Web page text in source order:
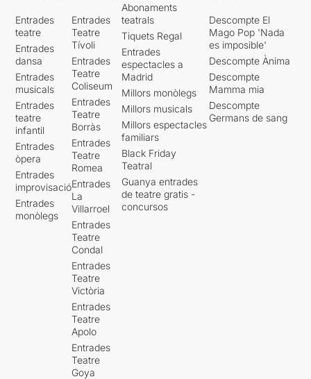
Entrades
teatre
Entrades
dansa
Entrades
musicals
Entrades
teatre
infantil
Entrades
òpera
Entrades
improvisació
Entrades
monòlegs
Entrades
Teatre
Tívoli
Entrades
Teatre
Coliseum
Entrades
Teatre
Borràs
Entrades
Teatre
Romea
Entrades
La
Villarroel
Entrades
Teatre
Condal
Entrades
Teatre
Victòria
Entrades
Teatre
Apolo
Entrades
Teatre
Goya
Abonaments
teatrals
Tiquets Regal
Entrades
espectacles a
Madrid
Millors monòlegs
Millors musicals
Millors espectacles
familiars
Black Friday
Teatral
Guanya entrades
de teatre gratis -
concursos
Descompte El
Mago Pop 'Nada
es imposible'
Descompte Ànima
Descompte
Mamma mia
Descompte
Germans de sang